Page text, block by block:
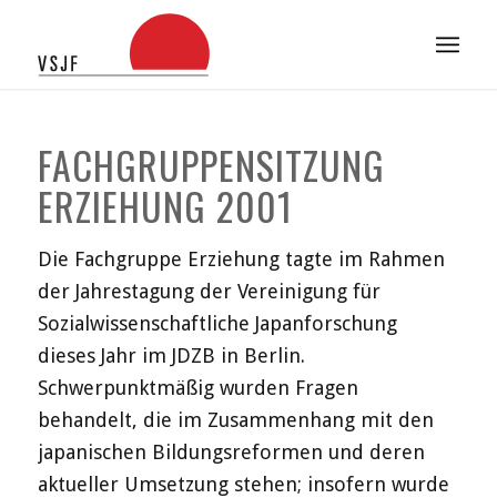
FACHGRUPPENSITZUNG
ERZIEHUNG 2001
Die Fachgruppe Erziehung tagte im Rahmen
der Jahrestagung der Vereinigung für
Sozialwissenschaftliche Japanforschung
dieses Jahr im JDZB in Berlin.
Schwerpunktmäßig wurden Fragen
behandelt, die im Zusammenhang mit den
japanischen Bildungsreformen und deren
aktueller Umsetzung stehen; insofern wurde